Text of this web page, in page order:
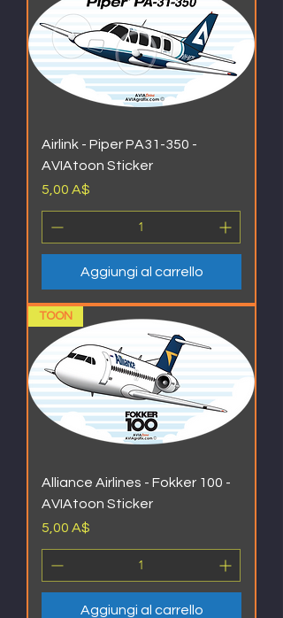
Airlink - Piper PA31-350 -
AVIAtoon Sticker
Prezzo
5,00 A$
Aggiungi al carrello
TOON
Alliance Airlines - Fokker 100 -
AVIAtoon Sticker
Prezzo
5,00 A$
Aggiungi al carrello